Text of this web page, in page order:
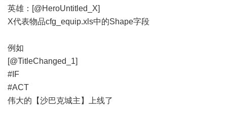
英雄：[@HeroUntitled_X]
X代表物品cfg_equip.xls中的Shape字段
例如
[@TitleChanged_1]
#IF
#ACT
伟大的【沙巴克城主】上线了